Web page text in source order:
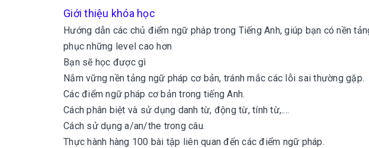
Giới thiệu khóa học
Hướng dẫn các chủ điểm ngữ pháp trong Tiếng Anh, giúp bạn có nền
phục những level cao hơn
Bạn sẽ học được gì
Nắm vững nền tảng ngữ pháp cơ bản, tránh mắc các lỗi sai thường gặp.
Các điểm ngữ pháp cơ bản trong tiếng Anh.
Cách phân biệt và sử dụng danh từ, động từ, tính từ,....
Cách sử dụng a/an/the trong câu.
Thực hành hàng 100 bài tập liên quan đến các điểm ngữ pháp.